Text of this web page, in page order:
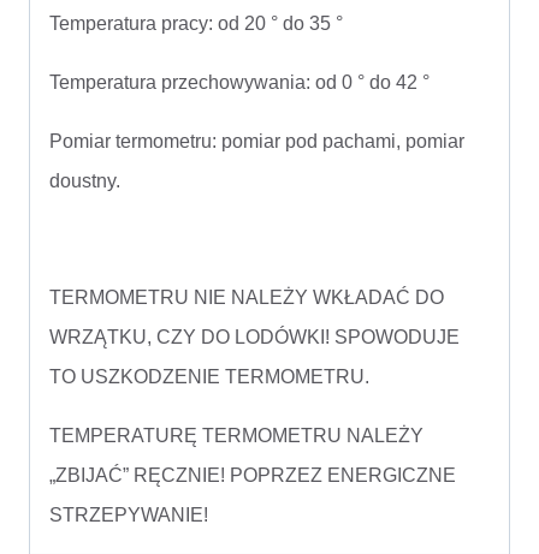
Temperatura pracy: od 20 ° do 35 °
Temperatura przechowywania: od 0 ° do 42 °
Pomiar termometru: pomiar pod pachami, pomiar
doustny.
TERMOMETRU NIE NALEŻY WKŁADAĆ DO
WRZĄTKU, CZY DO LODÓWKI! SPOWODUJE
TO USZKODZENIE TERMOMETRU.
TEMPERATURĘ TERMOMETRU NALEŻY
„ZBIJAĆ” RĘCZNIE! POPRZEZ ENERGICZNE
STRZEPYWANIE!